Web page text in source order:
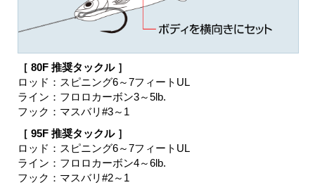
［ 80F 推奨タックル ］
ロッド：スピニング6～7フィートUL
ライン：フロロカーボン3～5lb.
フック：マスバリ#3～1
［ 95F 推奨タックル ］
ロッド：スピニング6～7フィートUL
ライン：フロロカーボン4～6lb.
フック：マスバリ#2～1